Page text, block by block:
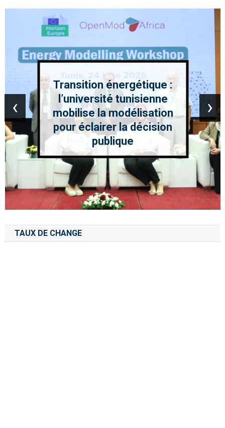
Transition énergétique :
l’université tunisienne
mobilise la modélisation
pour éclairer la décision
publique
‹ ›
TAUX DE CHANGE